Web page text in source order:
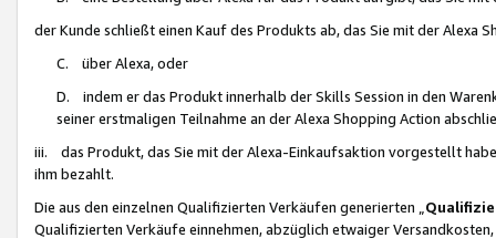
der Kunde schließt einen Kauf des Produkts ab, das Sie mit der Alexa
C. über Alexa, oder
D. indem er das Produkt innerhalb der Skills Session in den
seiner erstmaligen Teilnahme an der Alexa Shopping Action
iii. das Produkt, das Sie mit der Alexa-Einkaufsaktion vorgestellt
ihm bezahlt.
Die aus den einzelnen Qualifizierten Verkäufen generierten „
Qualifizierten Verkäufe einnehmen, abzüglich etwaiger